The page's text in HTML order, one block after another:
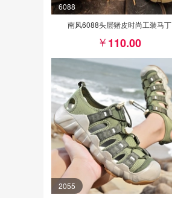
6088
南风6088头层猪皮时尚工装马丁
110.00
2055